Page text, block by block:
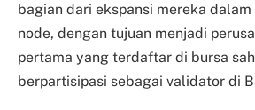
bagian dari ekspansi mereka
node, dengan tujuan menjadi
pertama yang terdaftar di bursa
berpartisipasi sebagai validator di